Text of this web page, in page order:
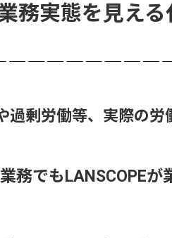
務実態を見え
過剰労働等、実際の
務でもLANSCOPE